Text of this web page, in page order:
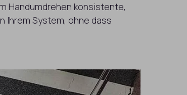
Handumdrehen konsistente,
Ihrem System, ohne dass